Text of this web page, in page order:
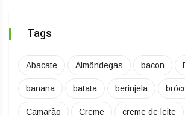
Tags
Abacate Almôndegas bacon
banana batata berinjela
Camarão Creme creme de leite